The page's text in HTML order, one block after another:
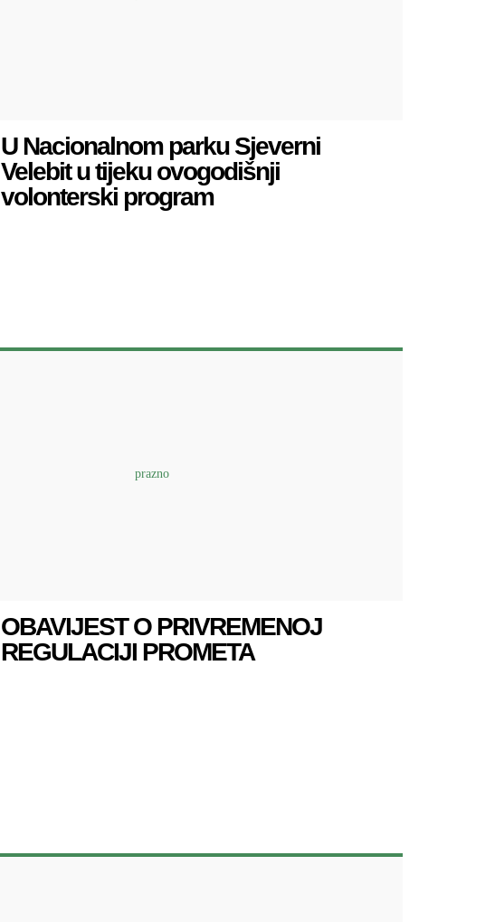
U Nacionalnom parku Sjeverni
Velebit u tijeku ovogodišnji
volonterski program
OBAVIJEST O PRIVREMENOJ
REGULACIJI PROMETA